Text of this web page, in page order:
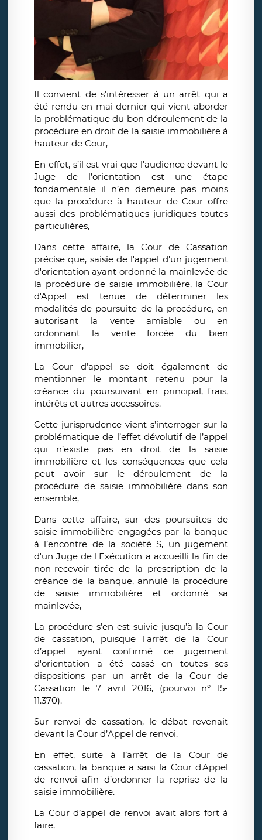
Il convient de s’intéresser à un arrêt qui a
été rendu en mai dernier qui vient aborder
la problématique du bon déroulement de la
procédure en droit de la saisie immobilière à
hauteur de Cour,
En effet, s’il est vrai que l’audience devant le
Juge de l’orientation est une étape
fondamentale il n’en demeure pas moins
que la procédure à hauteur de Cour offre
aussi des problématiques juridiques toutes
particulières,
Dans cette affaire, la Cour de Cassation
précise que, saisie de l'appel d'un jugement
d'orientation ayant ordonné la mainlevée de
la procédure de saisie immobilière, la Cour
d'Appel est tenue de déterminer les
modalités de poursuite de la procédure, en
autorisant la vente amiable ou en
ordonnant la vente forcée du bien
immobilier,
La Cour d’appel se doit également de
mentionner le montant retenu pour la
créance du poursuivant en principal, frais,
intérêts et autres accessoires.
Cette jurisprudence vient s’interroger sur la
problématique de l’effet dévolutif de l’appel
qui n’existe pas en droit de la saisie
immobilière et les conséquences que cela
peut avoir sur le déroulement de la
procédure de saisie immobilière dans son
ensemble,
Dans cette affaire, sur des poursuites de
saisie immobilière engagées par la banque
à l’encontre de la société S, un jugement
d'un Juge de l'Exécution a accueilli la fin de
non-recevoir tirée de la prescription de la
créance de la banque, annulé la procédure
de saisie immobilière et ordonné sa
mainlevée,
La procédure s’en est suivie jusqu’à la Cour
de cassation, puisque l'arrêt de la Cour
d’appel ayant confirmé ce jugement
d'orientation a été cassé en toutes ses
dispositions par un arrêt de la Cour de
Cassation le 7 avril 2016, (pourvoi n° 15-
11.370).
Sur renvoi de cassation, le débat revenait
devant la Cour d’Appel de renvoi.
En effet, suite à l’arrêt de la Cour de
cassation, la banque a saisi la Cour d'Appel
de renvoi afin d’ordonner la reprise de la
saisie immobilière.
La Cour d’appel de renvoi avait alors fort à
faire,